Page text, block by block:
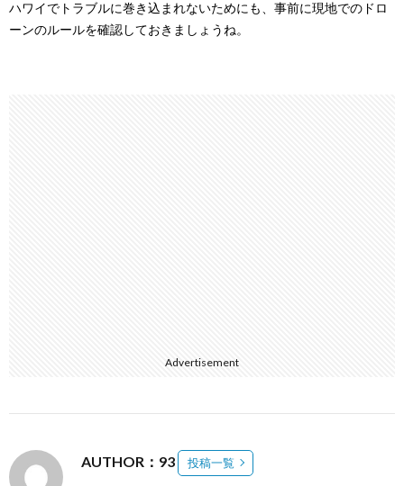
ハワイでトラブルに巻き込まれないためにも、事前に現地でのドロ
ーンのルールを確認しておきましょうね。
Advertisement
AUTHOR：93 投稿一覧